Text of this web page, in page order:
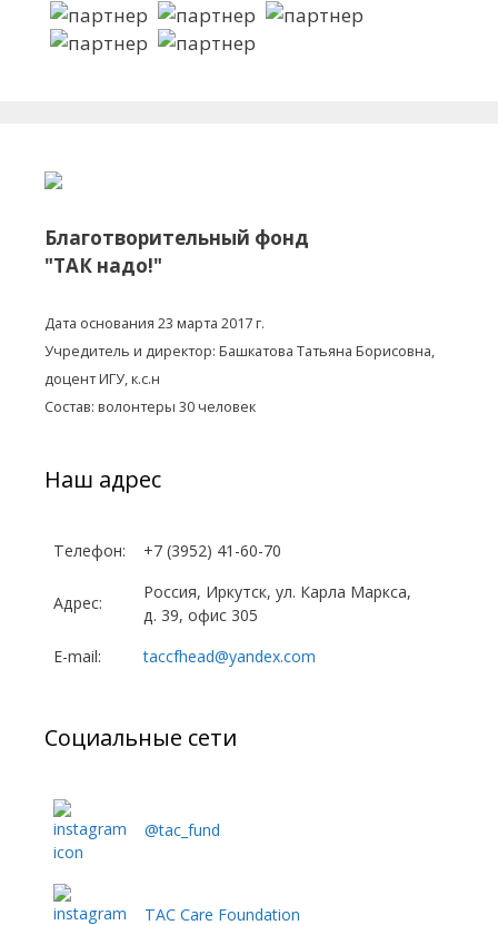
Благотворительный фонд
"ТАК надо!"
Дата основания 23 марта 2017 г.
Учредитель и директор: Башкатова Татьяна Борисовна,
доцент ИГУ, к.с.н
Состав: волонтеры 30 человек
Наш адрес
Телефон: +7 (3952) 41-60-70
Адрес:
Россия, Иркутск, ул. Карла Маркса,
д. 39, офис 305
E-mail:
taccfhead@yandex.com
Социальные сети
@tac_fund
TAC Care Foundation